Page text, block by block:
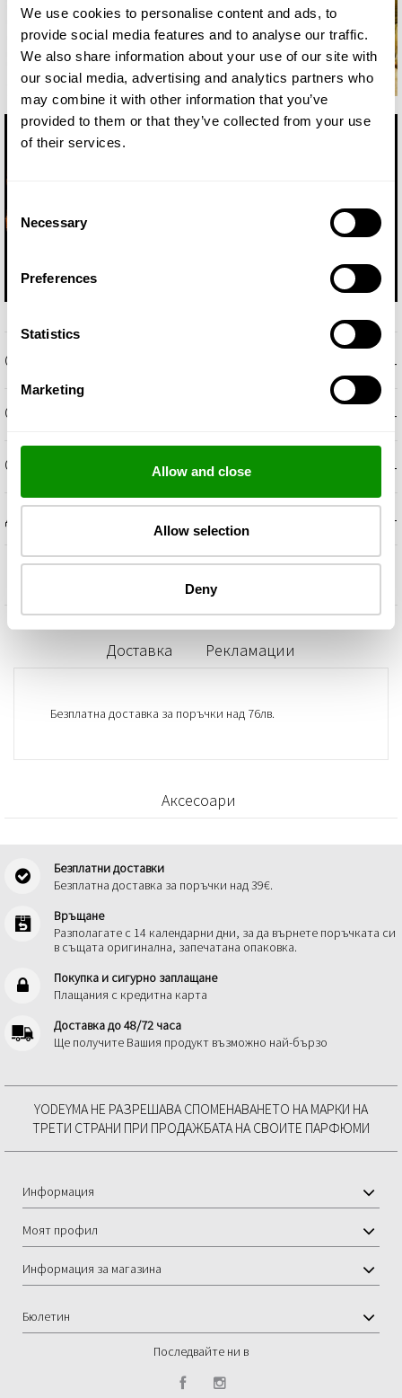
We use cookies to personalise content and ads, to
provide social media features and to analyse our traffic.
We also share information about your use of our site with
our social media, advertising and analytics partners who
may combine it with other information that you’ve
provided to them or that they’ve collected from your use
of their services.
Selection
Necessary
Preferences
Statistics
Marketing
Allow and close
Allow selection
Deny
ОПИСАНИЕ +
OБОНЯТЕЛНИ НОТКИ +
СЪСТАВКИ +
ДОПЪЛНИТЕЛНА ИНФОРМАЦИЯ +
Доставка Рекламации
Безплатна доставка за поръчки над 76лв.
Аксесоари
Безплатни доставки
Безплатна доставка за поръчки над 39€.
Връщане
Разполагате с 14 календарни дни, за да върнете поръчката си
в същата оригинална, запечатана опаковка.
Покупка и сигурно заплащане
Плащания с кредитна карта
Доставка до 48/72 часа
Ще получите Вашия продукт възможно най-бързо
YODEYMA НЕ РАЗРЕШАВА СПОМЕНАВАНЕТО НА МАРКИ НА
ТРЕТИ СТРАНИ ПРИ ПРОДАЖБАТА НА СВОИТЕ ПАРФЮМИ
Информация
Моят профил
Информация за магазина
Бюлетин
Последвайте ни в